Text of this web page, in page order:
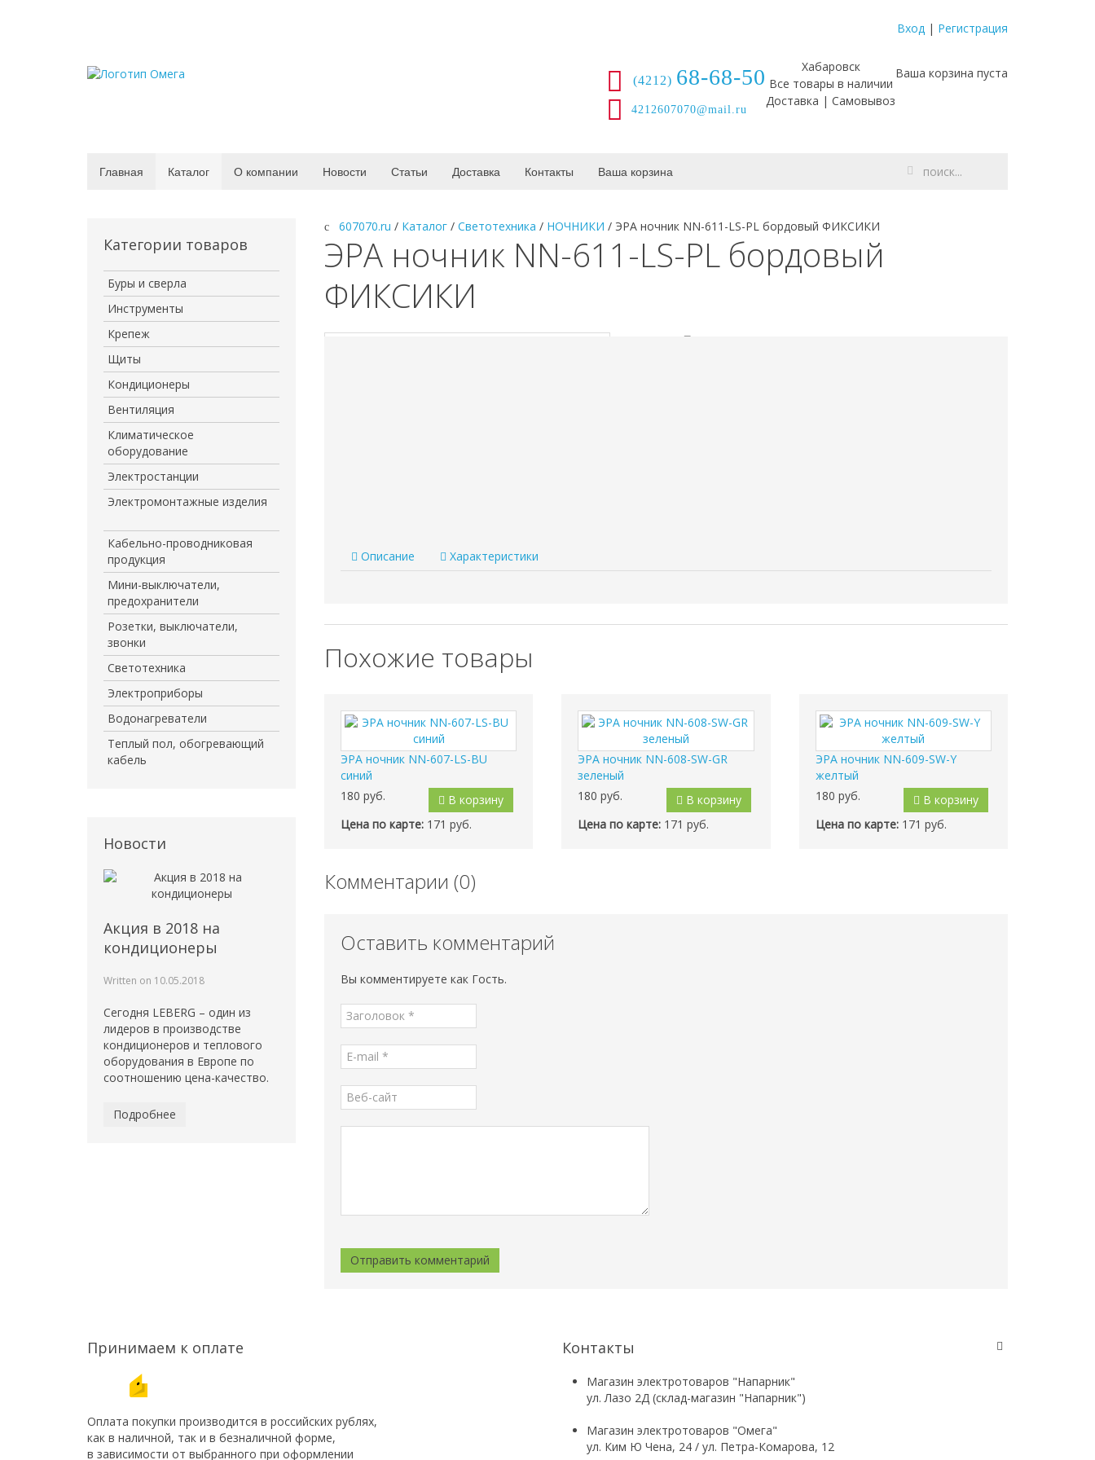
Вход | Регистрация
Ваша корзина пуста
Хабаровск
Все товары в наличии
Доставка | Самовывоз
(4212) 68-68-50
4212607070@mail.ru
Главная Каталог О компании Новости Статьи Доставка Контакты Ваша корзина
607070.ru / Каталог/ Светотехника / НОЧНИКИ / ЭРА ночник NN-611-LS-PL бордовый ФИКСИКИ
ЭРА ночник NN-611-LS-PL бордовый
ФИКСИКИ
Производитель
Описание Характеристики
Похожие товары
ЭРА ночник NN-607-LS-BU
синий
180 руб.
В корзину
Цена по карте: 171 руб.
ЭРА ночник NN-608-SW-GR
зеленый
180 руб.
В корзину
Цена по карте: 171 руб.
ЭРА ночник NN-609-SW-Y
желтый
180 руб.
В корзину
Цена по карте:171 руб.
Комментарии (0)
Оставить комментарий
Вы комментируете как Гость.
Категории товаров
Буры и сверла
Инструменты
Крепеж
Щиты
Кондиционеры
Вентиляция
Климатическое
оборудование
Электростанции
Электромонтажные изделия
Кабельно-проводниковая
продукция
Мини-выключатели,
предохранители
Розетки, выключатели,
звонки
Светотехника
Электроприборы
Водонагреватели
Теплый пол, обогревающий
кабель
Новости
Акция в 2018 на
кондиционеры
Written on 10.05.2018
Сегодня LEBERG – один из
лидеров в производстве
кондиционеров и теплового
оборудования в Европе по
соотношению цена-качество.
Подробнее
Принимаем к оплате
Оплата покупки производится в российских рублях,
как в наличной, так и в безналичной форме,
в зависимости от выбранного при оформлении
Контакты
Магазин электротоваров "Напарник"
ул. Лазо 2Д (склад-магазин "Напарник")
Магазин электротоваров "Омега"
ул. Ким Ю Чена, 24 / ул. Петра-Комарова, 12